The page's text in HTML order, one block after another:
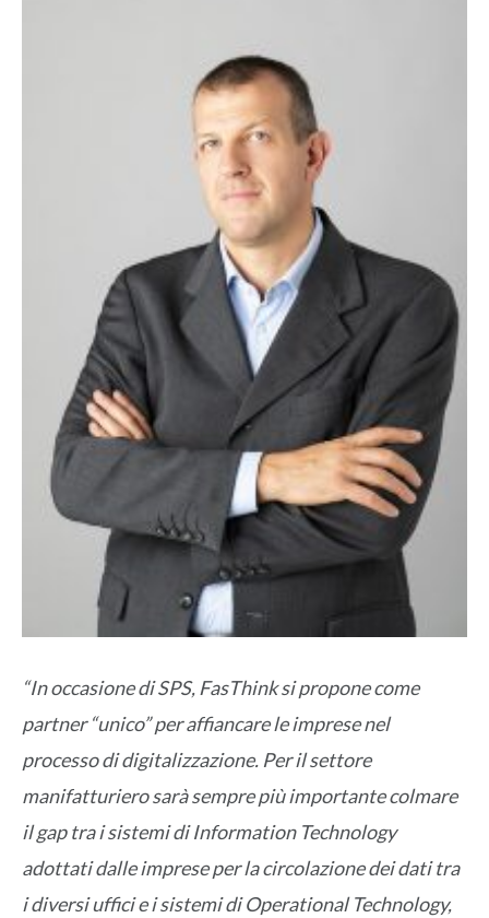
“In occasione di SPS, FasThink si propone come
partner “unico” per affiancare le imprese nel
processo di digitalizzazione. Per il settore
manifatturiero sarà sempre più importante colmare
il gap tra i sistemi di Information Technology
adottati dalle imprese per la circolazione dei dati tra
i diversi uffici e i sistemi di Operational Technology,